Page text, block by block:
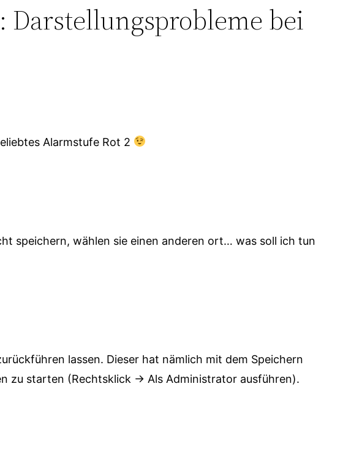
Darstellungsprobleme bei
Alarmstufe Rot 2
speichern, wählen sie einen anderen ort… was soll ich tun
lassen. Dieser hat nämlich mit dem Speichern
zu starten (Rechtsklick -> Als Administrator ausführen).